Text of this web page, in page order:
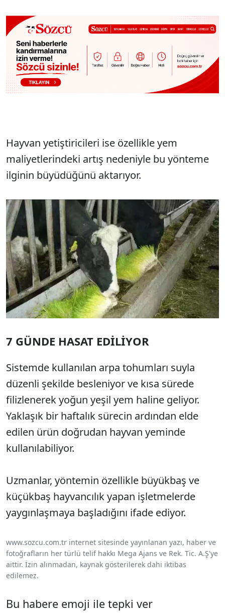
Hayvan yetiştiricileri ise özellikle yem
maliyetlerindeki artış nedeniyle bu yönteme
ilginin büyüdüğünü aktarıyor.
7 GÜNDE HASAT EDİLİYOR
Sistemde kullanılan arpa tohumları suyla
düzenli şekilde besleniyor ve kısa sürede
filizlenerek yoğun yeşil yem haline geliyor.
Yaklaşık bir haftalık sürecin ardından elde
edilen ürün doğrudan hayvan yeminde
kullanılabiliyor.
Uzmanlar, yöntemin özellikle büyükbaş ve
küçükbaş hayvancılık yapan işletmelerde
yaygınlaşmaya başladığını ifade ediyor.
www.sozcu.com.tr internet sitesinde yayınlanan yazı, haber ve
fotoğrafların her türlü telif hakkı Mega Ajans ve Rek. Tic. A.Ş'ye
aittir. İzin alınmadan, kaynak gösterilerek dahi iktibas
edilemez.
Bu habere emoji ile tepki ver